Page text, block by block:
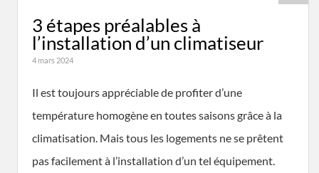
3 étapes préalables à
l’installation d’un climatiseur
4 mars 2024
Il est toujours appréciable de profiter d’une
température homogène en toutes saisons grâce à la
climatisation. Mais tous les logements ne se prêtent
pas facilement à l’installation d’un tel équipement.